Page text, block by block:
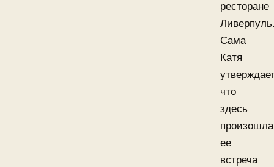
ресторане
Сама
Катя
что
здесь
произошла
ее
встреча